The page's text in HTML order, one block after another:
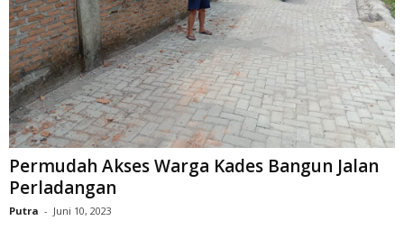
Permudah Akses Warga Kades Bangun Jalan
Perladangan
Putra - Juni 10, 2023